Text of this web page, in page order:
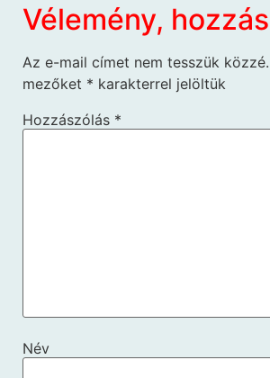
Vélemény,
Az e-mail címet nem tesszük közzé.
mezőket * karakterrel jelöltük
Hozzászólás *
Név